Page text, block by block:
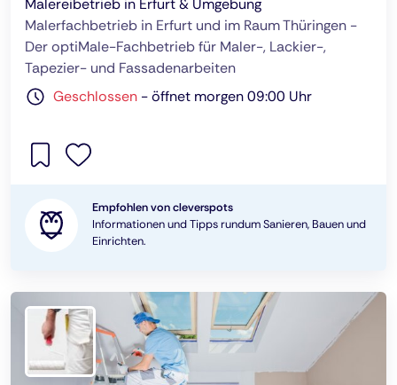
Malereibetrieb in Erfurt & Umgebung
Malerfachbetrieb in Erfurt und im Raum Thüringen -
Der optiMale-Fachbetrieb für Maler-, Lackier-,
Tapezier- und Fassadenarbeiten
Geschlossen -öffnet morgen 09:00 Uhr
Empfohlen von cleverspots
Informationen und Tipps rundum Sanieren, Bauen und
Einrichten.